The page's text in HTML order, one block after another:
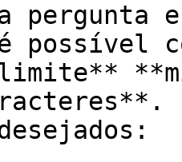
pergunta
possível